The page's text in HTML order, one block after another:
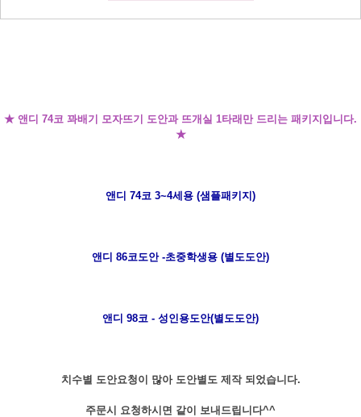
★ 앤디 74코 꽈배기 모자뜨기 도안과 뜨개실 1타래만 드리는 패키지입니다.
★
앤디 74코 3~4세용 (샘플패키지)
앤디 86코도안 -초중학생용 (별도도안)
앤디 98코 - 성인용도안(별도도안)
치수별 도안요청이 많아 도안별도 제작 되었습니다.
주문시 요청하시면 같이 보내드립니다^^